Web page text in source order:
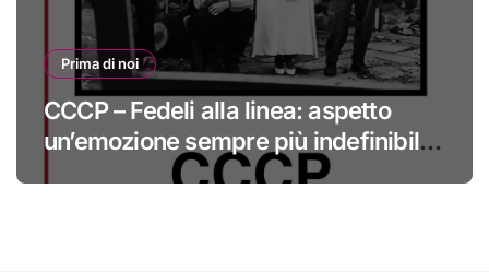
Prima di noi
CCCP – Fedeli alla linea: aspetto
un’emozione sempre più indefinibile
#primadinoi